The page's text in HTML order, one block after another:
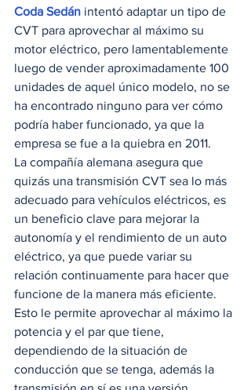
Coda Sedán intentó adaptar un tipo de
CVT para aprovechar al máximo su
motor eléctrico, pero lamentablemente
luego de vender aproximadamente 100
unidades de aquel único modelo, no se
ha encontrado ninguno para ver cómo
podría haber funcionado, ya que la
empresa se fue a la quiebra en 2011.
La compañía alemana asegura que
quizás una transmisión CVT sea lo más
adecuado para vehículos eléctricos, es
un beneficio clave para mejorar la
autonomía y el rendimiento de un auto
eléctrico, ya que puede variar su
relación continuamente para hacer que
funcione de la manera más eficiente.
Esto le permite aprovechar al máximo la
potencia y el par que tiene,
dependiendo de la situación de
conducción que se tenga, además la